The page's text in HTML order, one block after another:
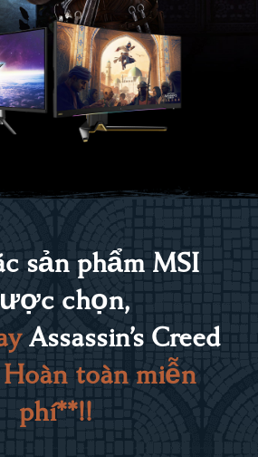
sản phẩm MSI
chọn,
Assassin’s Creed
Hoàn toàn miễn
phí**!!